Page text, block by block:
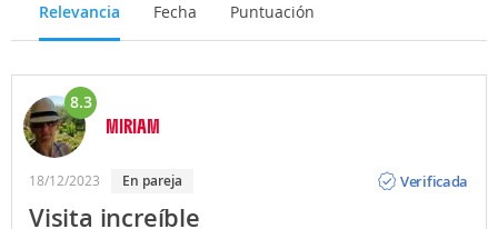
Relevancia Fecha Puntuación
8.3
MIRIAM
18/12/2023 En pareja
Verificada
Visita increíble